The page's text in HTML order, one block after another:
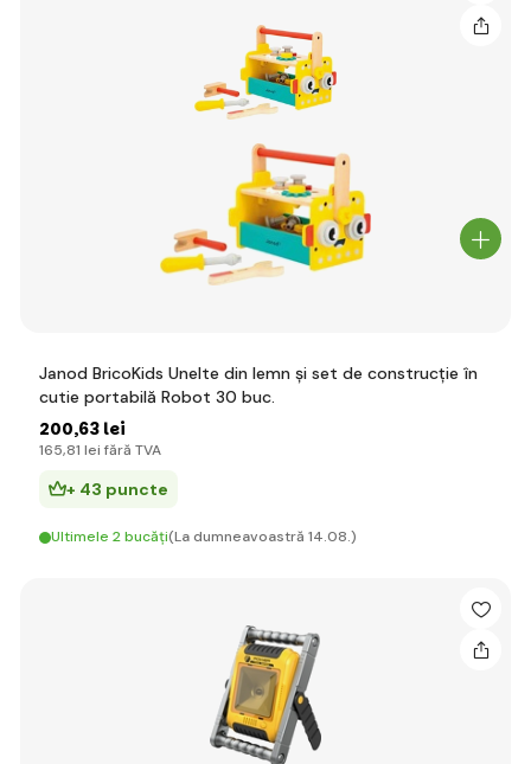
Janod BricoKids Unelte din lemn și set de construcție în
cutie portabilă Robot 30 buc.
200,63 lei
165,81 lei fără TVA
+ 43 puncte
Ultimele 2 bucăți(La dumneavoastră 14.08.)